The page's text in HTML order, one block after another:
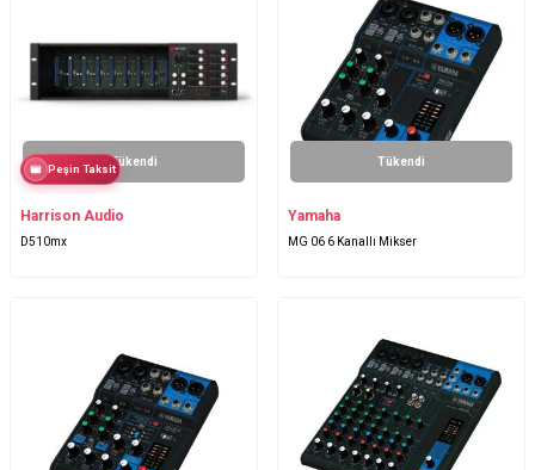
Tükendi
Peşin Taksit
Harrison Audio
D510mx
Tükendi
Yamaha
MG 06 6 Kanallı Mikser